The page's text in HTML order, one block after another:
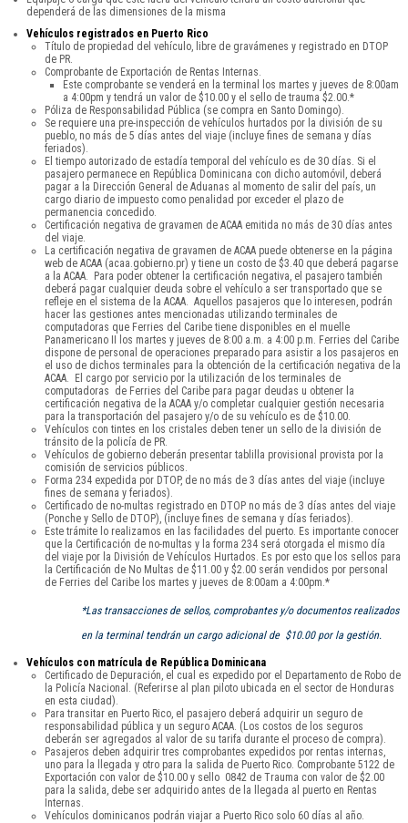
dependerá de las dimensiones de la misma
Vehículos registrados en Puerto Rico
Título de propiedad del vehículo, libre de gravámenes y registrado en DTOP
de PR.
Comprobante de Exportación de Rentas Internas.
Este comprobante se venderá en la terminal los martes y jueves de 8:00am
a 4:00pm y tendrá un valor de $10.00 y el sello de trauma $2.00.*
Póliza de Responsabilidad Pública (se compra en Santo Domingo).
Se requiere una pre-inspección de vehículos hurtados por la división de su
pueblo, no más de 5 días antes del viaje (incluye fines de semana y días
feriados).
El tiempo autorizado de estadía temporal del vehículo es de 30 días. Si el
pasajero permanece en República Dominicana con dicho automóvil, deberá
pagar a la Dirección General de Aduanas al momento de salir del país, un
cargo diario de impuesto como penalidad por exceder el plazo de
permanencia concedido.
Certificación negativa de gravamen de ACAA emitida no más de 30 días antes
del viaje.
La certificación negativa de gravamen de ACAA puede obtenerse en la página
web de ACAA (acaa.gobierno.pr) y tiene un costo de $3.40 que deberá pagarse
a la ACAA. Para poder obtener la certificación negativa, el pasajero también
deberá pagar cualquier deuda sobre el vehículo a ser transportado que se
refleje en el sistema de la ACAA. Aquellos pasajeros que lo interesen, podrán
hacer las gestiones antes mencionadas utilizando terminales de
computadoras que Ferries del Caribe tiene disponibles en el muelle
Panamericano II los martes y jueves de 8:00 a.m. a 4:00 p.m. Ferries del Caribe
dispone de personal de operaciones preparado para asistir a los pasajeros en
el uso de dichos terminales para la obtención de la certificación negativa de la
ACAA. El cargo por servicio por la utilización de los terminales de
computadoras de Ferries del Caribe para pagar deudas u obtener la
certificación negativa de la ACAA y/o completar cualquier gestión necesaria
para la transportación del pasajero y/o de su vehículo es de $10.00.
Vehículos con tintes en los cristales deben tener un sello de la división de
tránsito de la policía de PR.
Vehículos de gobierno deberán presentar tablilla provisional provista por la
comisión de servicios públicos.
Forma 234 expedida por DTOP, de no más de 3 días antes del viaje (incluye
fines de semana y feriados).
Certificado de no-multas registrado en DTOP no más de 3 días antes del viaje
(Ponche y Sello de DTOP), (incluye fines de semana y días feriados).
Este trámite lo realizamos en las facilidades del puerto. Es importante conocer
que la Certificación de no-multas y la forma 234 será otorgada el mismo día
del viaje por la División de Vehículos Hurtados. Es por esto que los sellos para
la Certificación de No Multas de $11.00 y $2.00 serán vendidos por personal
de Ferries del Caribe los martes y jueves de 8:00am a 4:00pm.*
*Las transacciones de sellos, comprobantes y/o documentos realizados
en la terminal tendrán un cargo adicional de $10.00 por la gestión.
Vehículos con matrícula de República Dominicana
Certificado de Depuración, el cual es expedido por el Departamento de Robo de
la Policía Nacional. (Referirse al plan piloto ubicada en el sector de Honduras
en esta ciudad).
Para transitar en Puerto Rico, el pasajero deberá adquirir un seguro de
responsabilidad pública y un seguro ACAA. (Los costos de los seguros
deberán ser agregados al valor de su tarifa durante el proceso de compra).
Pasajeros deben adquirir tres comprobantes expedidos por rentas internas,
uno para la llegada y otro para la salida de Puerto Rico. Comprobante 5122 de
Exportación con valor de $10.00 y sello 0842 de Trauma con valor de $2.00
para la salida, debe ser adquirido antes de la llegada al puerto en Rentas
Internas.
Vehículos dominicanos podrán viajar a Puerto Rico solo 60 días al año.